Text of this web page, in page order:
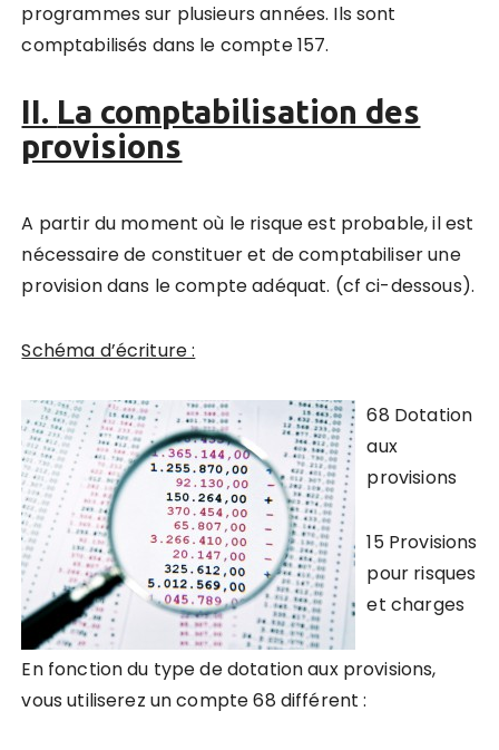
programmes sur plusieurs années. Ils sont
comptabilisés dans le compte 157.
II. La comptabilisation des
provisions
A partir du moment où le risque est probable, il est
nécessaire de constituer et de comptabiliser une
provision dans le compte adéquat. (cf ci-dessous).
Schéma d’écriture :
68 Dotation
aux
provisions
15 Provisions
pour risques
et charges
En fonction du type de dotation aux provisions,
vous utiliserez un compte 68 différent :